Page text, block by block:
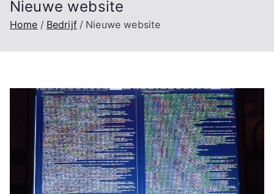
Nieuwe website
Home Bedrijf Nieuwe website